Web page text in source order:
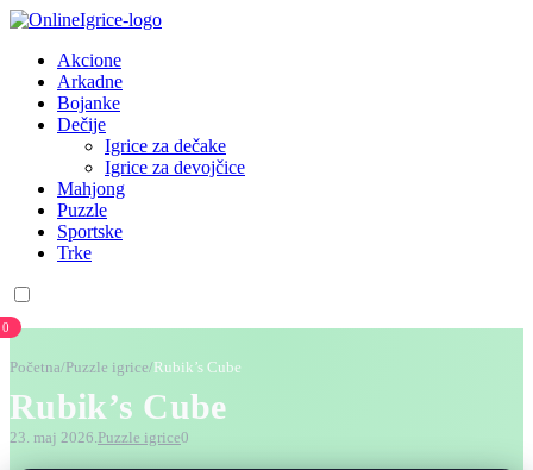
Akcione
Arkadne
Bojanke
Dečije
Igrice za dečake
Igrice za devojčice
Mahjong
Puzzle
Sportske
Trke
0
Početna/ Puzzle igrice/ Rubik’s Cube
Rubik’s Cube
23. maj 2026.Puzzle igrice0